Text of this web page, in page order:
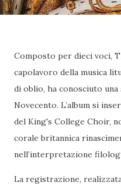
Composto per dieci voci,
capolavoro della musica
di oblio, ha conosciuto
Novecento. L’album si
del King's College Choir,
corale britannica
nell’interpretazione
La registrazione,